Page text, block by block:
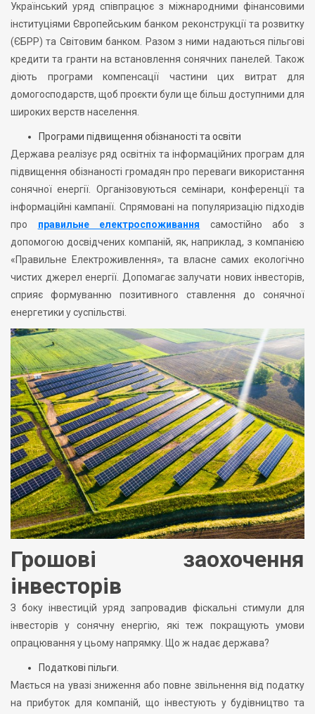
Український уряд співпрацює з міжнародними фінансовими
інституціями Європейським банком реконструкції та розвитку
(ЄБРР) та Світовим банком. Разом з ними надаються пільгові
кредити та гранти на встановлення сонячних панелей. Також
діють програми компенсації частини цих витрат для
домогосподарств, щоб проєкти були ще більш доступними для
широких верств населення.
Програми підвищення обізнаності та освіти
Держава реалізує ряд освітніх та інформаційних програм для
підвищення обізнаності громадян про переваги використання
сонячної енергії. Організовуються семінари, конференції та
інформаційні кампанії. Спрямовані на популяризацію підходів
про правильне електроспоживання самостійно або з
допомогою досвідчених компаній, як, наприклад, з компанією
«Правильне Електроживлення», та власне самих екологічно
чистих джерел енергії. Допомагає залучати нових інвесторів,
сприяє формуванню позитивного ставлення до сонячної
енергетики у суспільстві.
Грошові заохочення
інвесторів
З боку інвестицій уряд запровадив фіскальні стимули для
інвесторів у сонячну енергію, які теж покращують умови
опрацювання у цьому напрямку. Що ж надає держава?
Податкові пільги.
Мається на увазі зниження або повне звільнення від податку
на прибуток для компаній, що інвестують у будівництво та